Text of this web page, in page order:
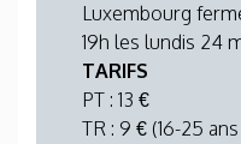
Luxembourg
19h les lundis 24
TARIFS
PT : 13 €
TR : 9 € (16-25